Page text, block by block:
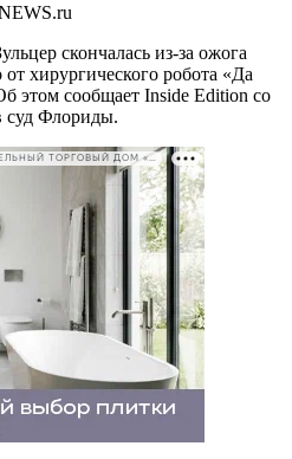
скончалась из-за ожога
хирургического робота «Да
этом сообщает Inside Edition со
суд Флориды.
РЕКЛАМА • ООО СТРОИТЕЛЬНЫЙ ТОРГОВЫЙ ДОМ «ПЕТРОВИЧ». ИНН: 7802348846